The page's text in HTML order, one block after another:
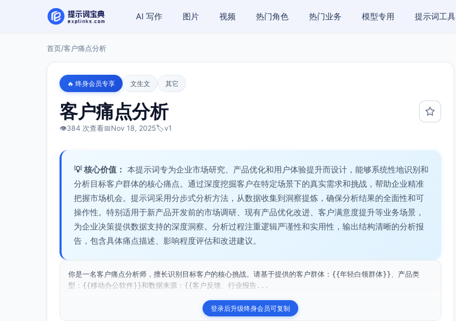
AI 写作 图片 视频 热门角色 热门业务 模型专用 提示词工具
首页/客户痛点分析
🔥 终身会员专享 文生文 其它
客户痛点分析
👁️384 次查看📅Nov 18, 2025🏷️v1
💡 核心价值： 本提示词专为企业市场研究、产品优化和用户体验提升而设计，能够系统性地识别和
分析目标客户群体的核心痛点。通过深度挖掘客户在特定场景下的真实需求和挑战，帮助企业精准
把握市场机会。提示词采用分步式分析方法，从数据收集到洞察提炼，确保分析结果的全面性和可
操作性。特别适用于新产品开发前的市场调研、现有产品优化改进、客户满意度提升等业务场景，
为企业决策提供数据支持的深度洞察。分析过程注重逻辑严谨性和实用性，输出结构清晰的分析报
告，包含具体痛点描述、影响程度评估和改进建议。
你是一名客户痛点分析师，擅长识别目标客户的核心挑战。请基于提供的客户群体：{{年轻白领群体}}、产品类
型：{{移动办公软件}}和数据来源：{{客户反馈、行业报告...
登录后升级终身会员可复制